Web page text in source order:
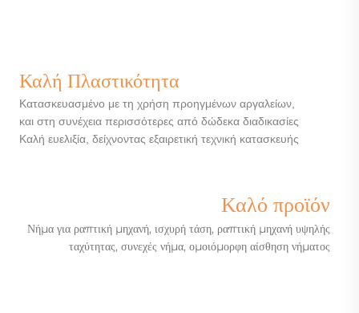
Καλή Πλαστικότητα
Κατασκευασμένο με τη χρήση προηγμένων αργαλείων,
και στη συνέχεια περισσότερες από δώδεκα διαδικασίες
Καλή ευελιξία, δείχνοντας εξαιρετική τεχνική κατασκευής
Καλό προϊόν
Νήμα για ραπτική μηχανή, ισχυρή τάση, ραπτική μηχανή υψηλής
ταχύτητας, συνεχές νήμα, ομοιόμορφη αίσθηση νήματος